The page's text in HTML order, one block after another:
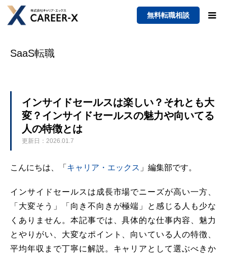
無料転職相談
SaaS転職
インサイドセールスは楽しい？それとも大
変？インサイドセールスの魅力や向いてる
人の特徴とは
更新日：2026.01.7
こんにちは、「 キャリア・エックス 」編集部です。
インサイドセールスは成長市場でニーズが高い一方、
「大変そう」「向き不向きが極端」と感じる人も少な
くありません。本記事では、具体的な仕事内容、魅力
とやりがい、大変なポイント、向いている人の特徴、
平均年収まで丁寧に解説。キャリアとして選ぶべきか